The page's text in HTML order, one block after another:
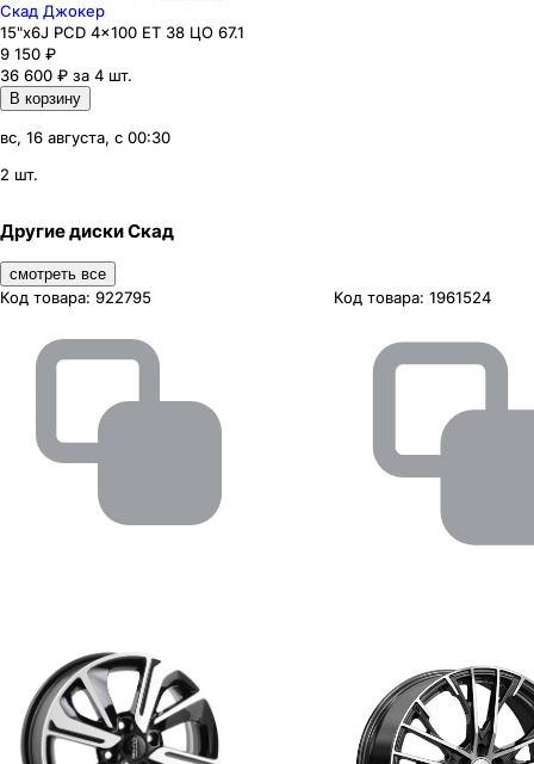
Скад Джокер
15"x6J PCD 4x100 ЕТ 38 ЦО 67.1
9 150 ₽
36 600 ₽ за 4 шт.
В корзину
вс, 16 августа, с 00:30
2 шт.
Другие диски Скад
смотреть все
Код товара: 922795 Код товара: 1961524